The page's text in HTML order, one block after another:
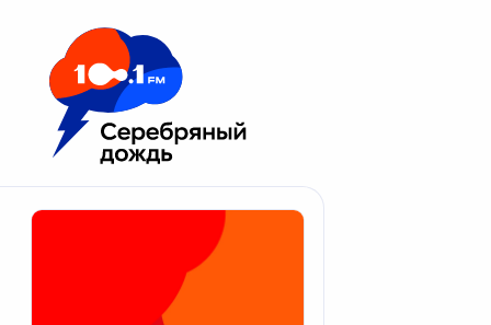
Москва 100.1 FM
Апатиты